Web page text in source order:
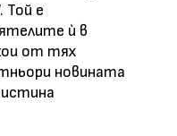
Той е
ѝ в
от тях
новината